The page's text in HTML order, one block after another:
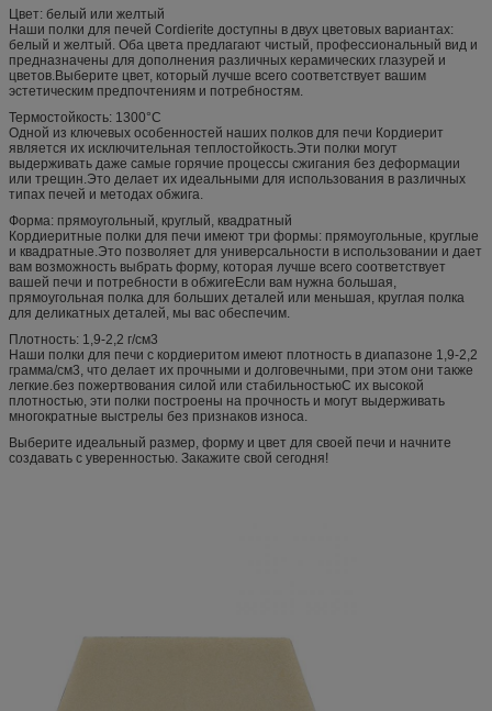
Цвет: белый или желтый
Наши полки для печей Cordierite доступны в двух цветовых вариантах:
белый и желтый. Оба цвета предлагают чистый, профессиональный вид и
предназначены для дополнения различных керамических глазурей и
цветов.Выберите цвет, который лучше всего соответствует вашим
эстетическим предпочтениям и потребностям.
Термостойкость: 1300°C
Одной из ключевых особенностей наших полков для печи Кордиерит
является их исключительная теплостойкость.Эти полки могут
выдерживать даже самые горячие процессы сжигания без деформации
или трещин.Это делает их идеальными для использования в различных
типах печей и методах обжига.
Форма: прямоугольный, круглый, квадратный
Кордиеритные полки для печи имеют три формы: прямоугольные, круглые
и квадратные.Это позволяет для универсальности в использовании и дает
вам возможность выбрать форму, которая лучше всего соответствует
вашей печи и потребности в обжигеЕсли вам нужна большая,
прямоугольная полка для больших деталей или меньшая, круглая полка
для деликатных деталей, мы вас обеспечим.
Плотность: 1,9-2,2 г/см3
Наши полки для печи с кордиеритом имеют плотность в диапазоне 1,9-2,2
грамма/см3, что делает их прочными и долговечными, при этом они также
легкие.без пожертвования силой или стабильностьюС их высокой
плотностью, эти полки построены на прочность и могут выдерживать
многократные выстрелы без признаков износа.
Выберите идеальный размер, форму и цвет для своей печи и начните
создавать с уверенностью. Закажите свой сегодня!